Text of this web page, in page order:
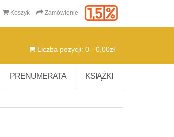
Koszyk Zamówienie
Liczba pozycji: 0 - 0,00zł
PRENUMERATA KSIĄŻKI